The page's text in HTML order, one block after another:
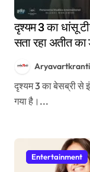
दृश्यम 3 का धांसू
सता रहा अतीत का
दृश्यम 3 का बेसब्री से इंतजार किया जा रहा टीजर आखिरकार रिलीज हो
गया है।...
Entertainment